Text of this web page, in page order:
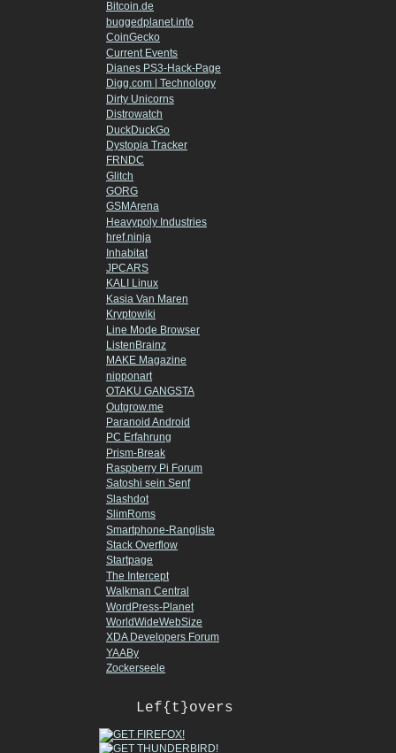
Bitcoin.de
buggedplanet.info
CoinGecko
Current Events
Dianes PS3-Hack-Page
Digg.com | Technology
Dirty Unicorns
Distrowatch
DuckDuckGo
Dystopia Tracker
FRNDC
Glitch
GORG
GSMArena
Heavypoly Industries
href.ninja
Inhabitat
JPCARS
KALI Linux
Kasia Van Maren
Kryptowiki
Line Mode Browser
ListenBrainz
MAKE Magazine
nipponart
OTAKU GANGSTA
Outgrow.me
Paranoid Android
PC Erfahrung
Prism-Break
Raspberry Pi Forum
Satoshi sein Senf
Slashdot
SlimRoms
Smartphone-Rangliste
Stack Overflow
Startpage
The Intercept
Walkman Central
WordPress-Planet
WorldWideWebSize
XDA Developers Forum
YAABy
Zockerseele
Lef{t}overs